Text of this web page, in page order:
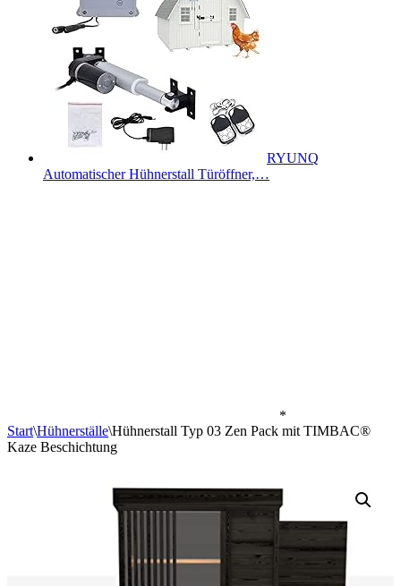
RYUNQ
Automatischer Hühnerstall Türöffner,…
*
Start\Hühnerställe\Hühnerstall Typ 03 Zen Pack mit TIMBAC®
Kaze Beschichtung